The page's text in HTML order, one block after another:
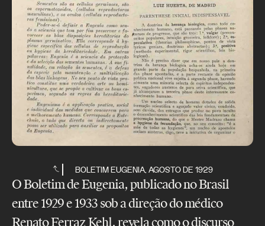
BOLETIM EUGENIA, AGOSTO DE 1929
O Boletim de Eugenia, publicado no Brasil
entre 1929 e 1933 sob a direção do médico